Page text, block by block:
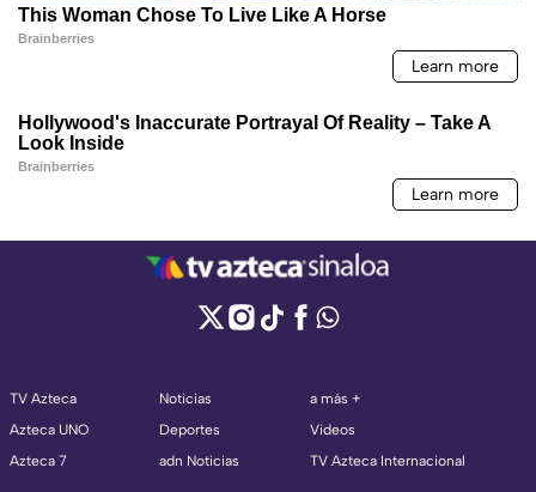
TV Azteca
Azteca UNO
Azteca 7
Noticias
Deportes
adn Noticias
a más +
Videos
TV Azteca Internacional